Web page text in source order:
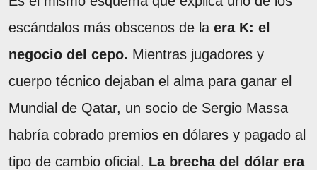
escándalos más obscenos de la era K: el
negocio del cepo. Mientras jugadores y
cuerpo técnico dejaban el alma para ganar el
Mundial de Qatar, un socio de Sergio Massa
habría cobrado premios en dólares y pagado al
tipo de cambio oficial. La brecha del dólar era